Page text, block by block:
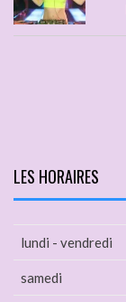
LES HORAIRES
lundi - vendredi
samedi